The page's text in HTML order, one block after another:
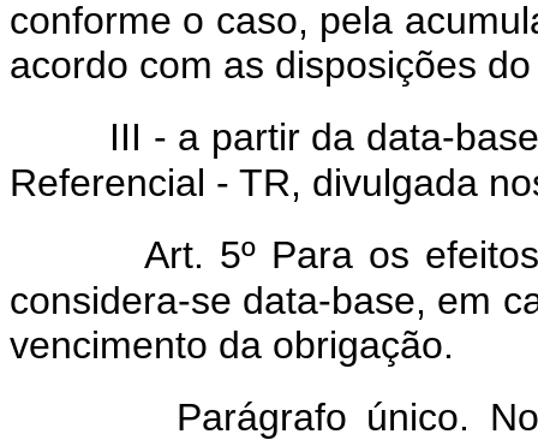
conforme o caso, pela
acordo com as disposições
III - a partir da data-
Referencial - TR, divulgada
Art. 5º Para os
considera-se data-base, em
vencimento da obrigação.
Parágrafo único.